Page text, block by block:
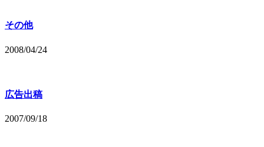
その他
2008/04/24
広告出稿
2007/09/18